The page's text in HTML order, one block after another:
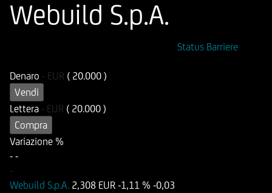
Webuild S.p.A.
Status Barriere
Denaro - EUR ( 20.000 )
Vendi
Lettera - EUR ( 20.000 )
Compra
Variazione %
- -
-
Webuild S.p.A. 2,308 EUR -1,11 % -0,03